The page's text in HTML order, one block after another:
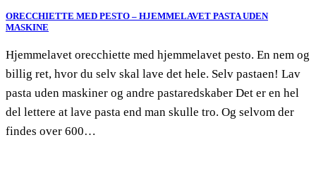
ORECCHIETTE MED PESTO – HJEMMELAVET PASTA UDEN
MASKINE
Hjemmelavet orecchiette med hjemmelavet pesto. En nem og
billig ret, hvor du selv skal lave det hele. Selv pastaen! Lav
pasta uden maskiner og andre pastaredskaber Det er en hel
del lettere at lave pasta end man skulle tro. Og selvom der
findes over 600…